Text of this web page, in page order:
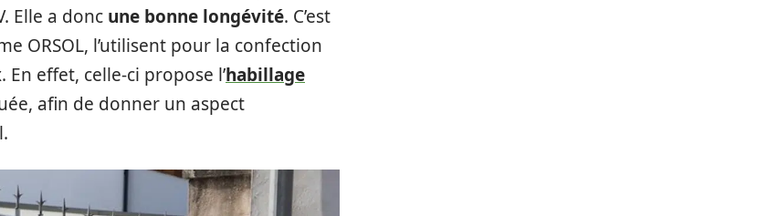
Elle a donc une bonne longévité. C’est
ORSOL, l’utilisent pour la confection
effet, celle-ci propose l’habillage
afin de donner un aspect